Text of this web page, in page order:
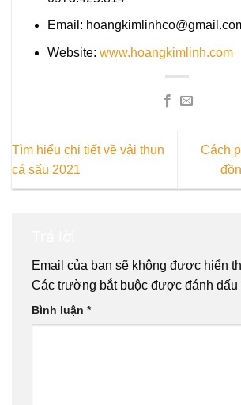
Email:
Website: www.hoangkimlinh.com
Tìm hiểu chi tiết về vải thun
cá sấu 2021
Cách
Email của bạn sẽ không được hiển
Các trường bắt buộc được đánh dấu
Bình luận *